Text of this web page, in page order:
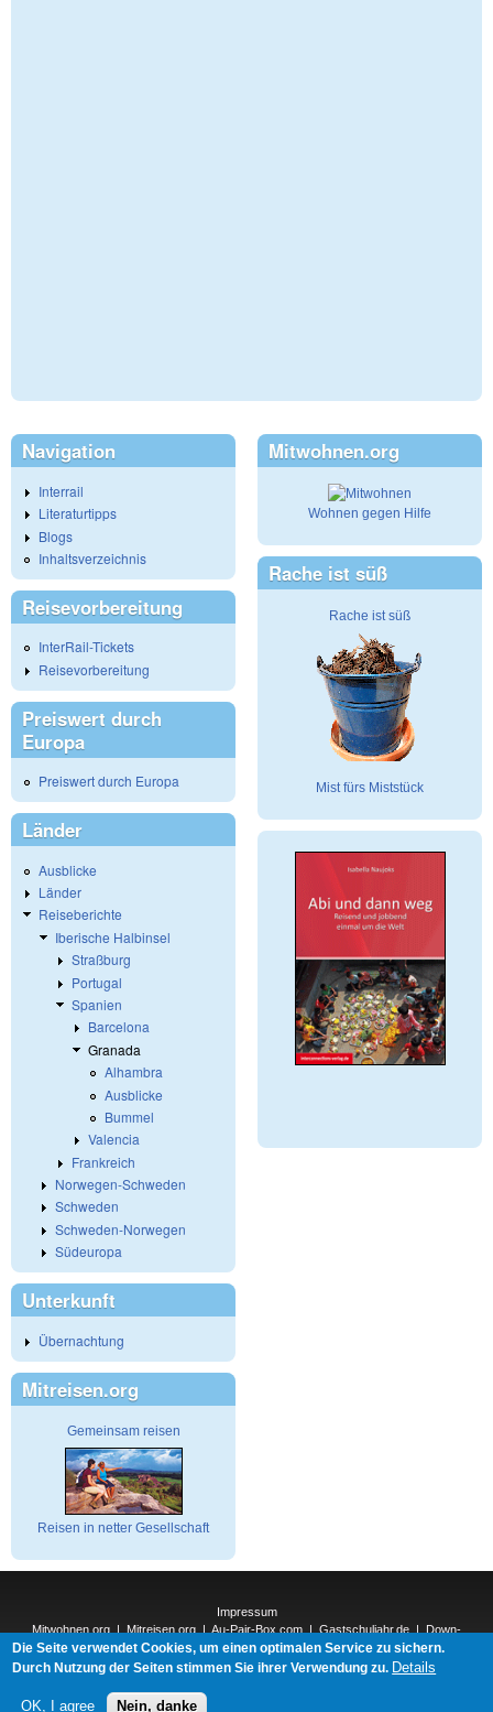
Navigation
Interrail
Literaturtipps
Blogs
Inhaltsverzeichnis
Reisevorbereitung
InterRail-Tickets
Reisevorbereitung
Preiswert durch
Europa
Preiswert durch Europa
Länder
Ausblicke
Länder
Reiseberichte
Iberische Halbinsel
Straßburg
Portugal
Spanien
Barcelona
Granada
Alhambra
Ausblicke
Bummel
Valencia
Frankreich
Norwegen-Schweden
Schweden
Schweden-Norwegen
Südeuropa
Unterkunft
Übernachtung
Mitreisen.org
Gemeinsam reisen
Reisen in netter Gesellschaft
Mitwohnen.org
Wohnen gegen Hilfe
Rache ist süß
Rache ist süß
Mist fürs Miststück
Impressum
Mitwohnen.org | Mitreisen.org | Au-Pair-Box.com | Gastschuljahr.de | Down-
Under.org |Elderpair.com|
Interconnections-Verlag.de|Natur-und-Umwelt.org|ReiseTops.com|
Die Seite verwendet Cookies, um einen optimalen Service zu sichern.
Durch Nutzung der Seiten stimmen Sie ihrer Verwendung zu. Details
OK, I agree Nein, danke